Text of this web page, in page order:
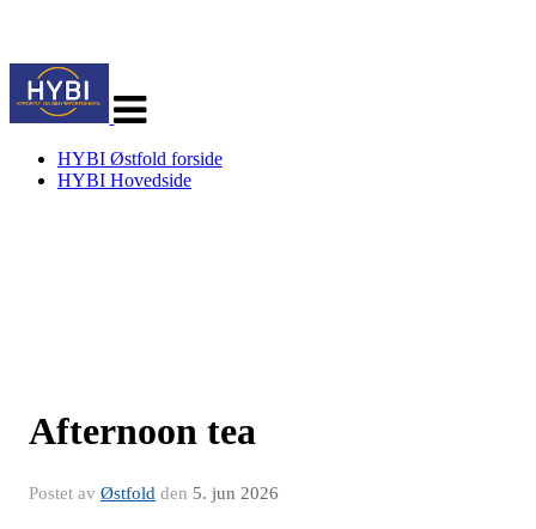
navigasjon
HYBI Østfold forside
HYBI Hovedside
Afternoon tea
Postet av Østfold den 5. jun 2026